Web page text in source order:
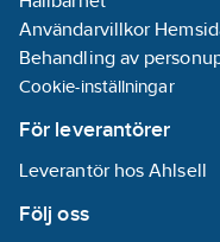
Användarvillkor
Behandling av
Cookie-inställningar
För leverantörer
Leverantör hos Ahlsell
Följ oss